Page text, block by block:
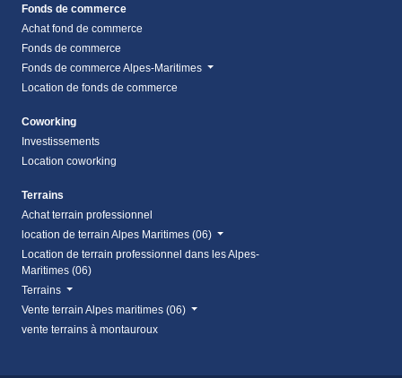
Fonds de commerce
Achat fond de commerce
Fonds de commerce
Fonds de commerce Alpes-Maritimes
Location de fonds de commerce
Coworking
Investissements
Location coworking
Terrains
Achat terrain professionnel
location de terrain Alpes Maritimes (06)
Location de terrain professionnel dans les Alpes-
Maritimes (06)
Terrains
Vente terrain Alpes maritimes (06)
vente terrains à montauroux